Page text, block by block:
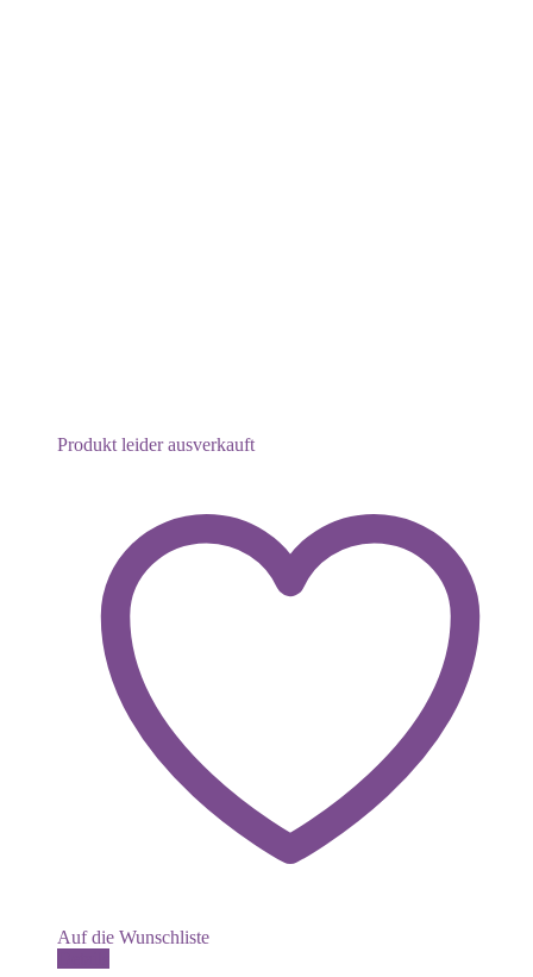
Produkt leider ausverkauft
Auf die Wunschliste